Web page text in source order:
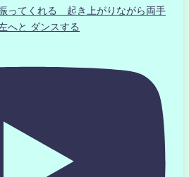
ってくれる 起き上がりながら両手
へと ダンスする